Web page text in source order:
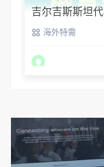
吉尔吉斯斯坦
态？海外特需